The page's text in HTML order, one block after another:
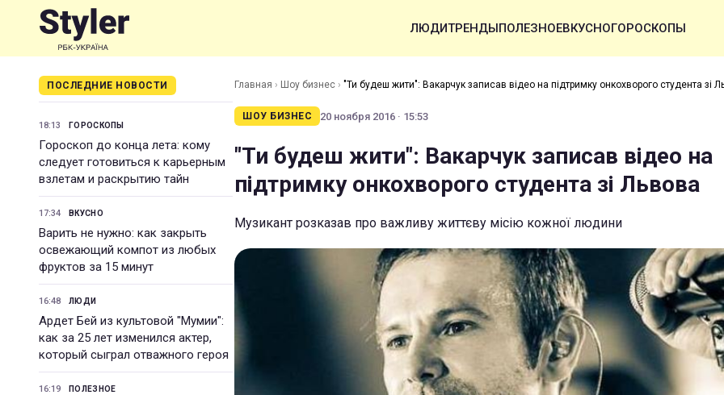
ЛЮДИТРЕНДЫПОЛЕЗНОЕВКУСНОГОРОСКОПЫ
ПОСЛЕДНИЕ НОВОСТИ
18:13 ГОРОСКОПЫ
Гороскоп до конца лета: кому
следует готовиться к карьерным
взлетам и раскрытию тайн
17:34 ВКУСНО
Варить не нужно: как закрыть
освежающий компот из любых
фруктов за 15 минут
16:48 ЛЮДИ
Ардет Бей из культовой "Мумии":
как за 25 лет изменился актер,
который сыграл отважного героя
16:19 ПОЛЕЗНОЕ
Главная › Шоу бизнес › "Ти будеш жити": Вакарчук запиcав відео на підтримку онкохворого студента зі
ШОУ БИЗНЕС 20 ноября 2016 · 15:53
"Ти будеш жити": Вакарчук запиcав відео на
підтримку онкохворого студента зі Львова
Музикант розказав про важливу життєву місію кожної людини